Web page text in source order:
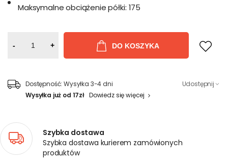
Maksymalne obciążenie półki: 175
- + DO KOSZYKA
Dostępność: Wysyłka 3-4 dni
Wysyłka już od 17zł Dowiedz się więcej
Udostępnij
Szybka dostawa
Szybka dostawa kurierem zamówionych
produktów